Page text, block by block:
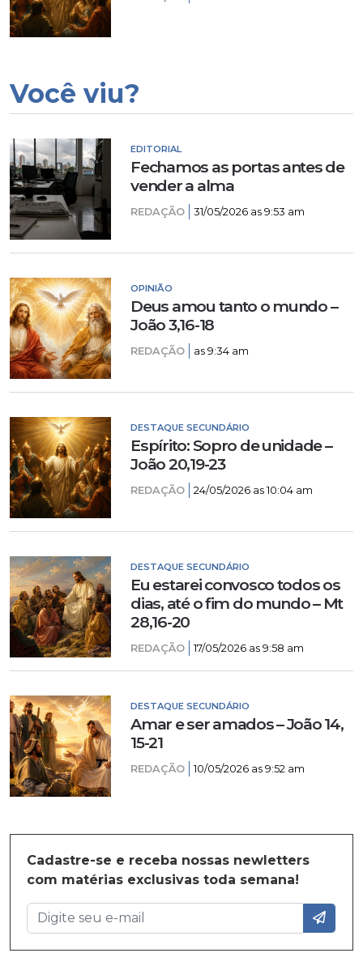
Você viu?
EDITORIAL
Fechamos as portas antes de
vender a alma
REDAÇÃO 31/05/2026 as 9:53 am
OPINIÃO
Deus amou tanto o mundo –
João 3,16-18
REDAÇÃO as 9:34 am
DESTAQUE SECUNDÁRIO
Espírito: Sopro de unidade –
João 20,19-23
REDAÇÃO 24/05/2026 as 10:04 am
DESTAQUE SECUNDÁRIO
Eu estarei convosco todos os
dias, até o fim do mundo – Mt
28,16-20
REDAÇÃO 17/05/2026 as 9:58 am
DESTAQUE SECUNDÁRIO
Amar e ser amados – João 14,
15-21
REDAÇÃO 10/05/2026 as 9:52 am
Cadastre-se e receba nossas newletters
com matérias exclusivas toda semana!